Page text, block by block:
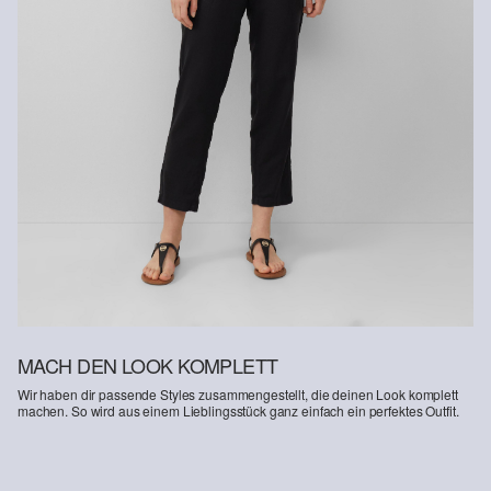
MACH DEN LOOK KOMPLETT
Wir haben dir passende Styles zusammengestellt, die deinen Look komplett
machen. So wird aus einem Lieblingsstück ganz einfach ein perfektes Outfit.